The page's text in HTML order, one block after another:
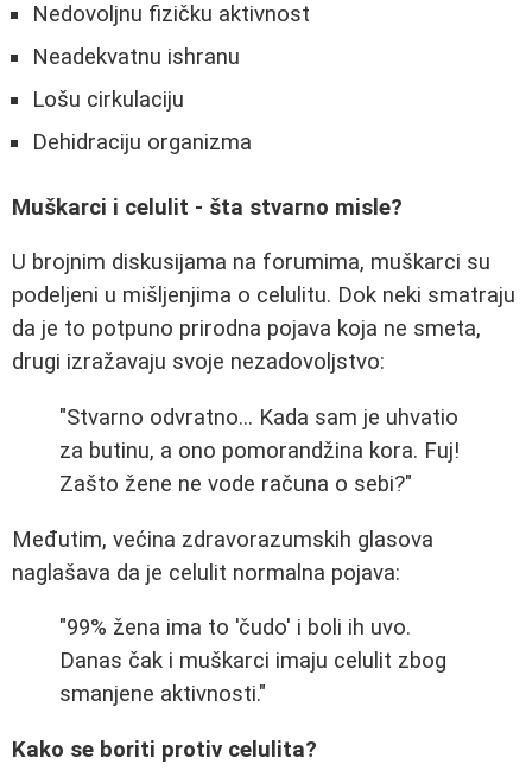
Nedovoljnu fizičku aktivnost
Neadekvatnu ishranu
Lošu cirkulaciju
Dehidraciju organizma
Muškarci i celulit - šta stvarno misle?
U brojnim diskusijama na forumima, muškarci su
podeljeni u mišljenjima o celulitu. Dok neki smatraju
da je to potpuno prirodna pojava koja ne smeta,
drugi izražavaju svoje nezadovoljstvo:
"Stvarno odvratno... Kada sam je uhvatio
za butinu, a ono pomorandžina kora. Fuj!
Zašto žene ne vode računa o sebi?"
Međutim, većina zdravorazumskih glasova
naglašava da je celulit normalna pojava:
"99% žena ima to 'čudo' i boli ih uvo.
Danas čak i muškarci imaju celulit zbog
smanjene aktivnosti."
Kako se boriti protiv celulita?